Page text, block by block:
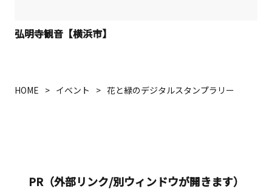
弘明寺観音【横浜市】
HOME イベント 花と緑のデジタルスタンプラリー
PR（外部リンク/別ウィンドウが開きます）